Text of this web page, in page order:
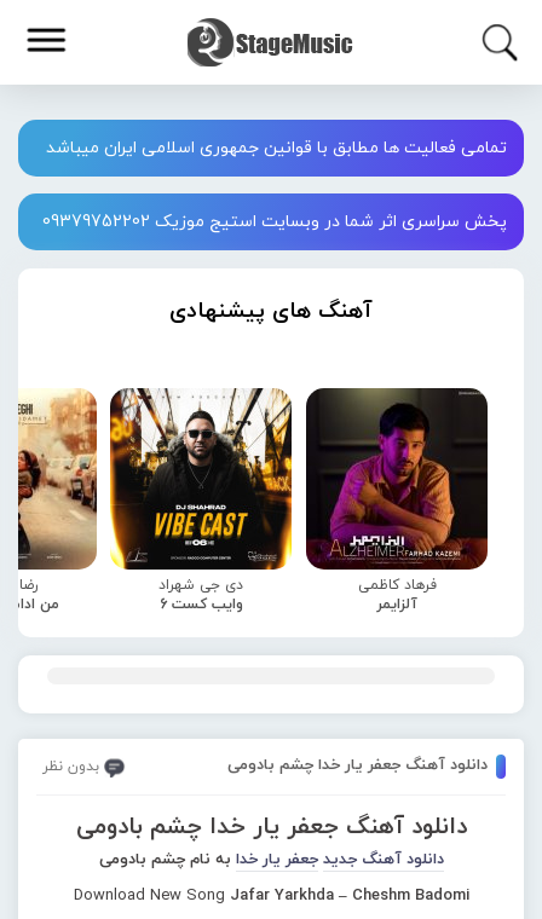
تمامی فعالیت ها مطابق با قوانین جمهوری اسلامی ایران میباشد
پخش سراسری اثر شما در وبسایت استیج موزیک 09379752202
آهنگ های پیشنهادی
فرهاد کاظمی
آلزایمر
دی جی شهراد
وایب کست 6
رضا
من
دانلود آهنگ جعفر یار خدا چشم بادومی بدون نظر
دانلود آهنگ جعفر یار خدا چشم بادومی
دانلود آهنگ جدید جعفر یار خدا به نام چشم بادومی
Download New Song Jafar Yarkhda – Cheshm Badomi